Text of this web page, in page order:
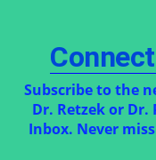
Subscribe to the
Dr. Retzek or
Inbox. Never